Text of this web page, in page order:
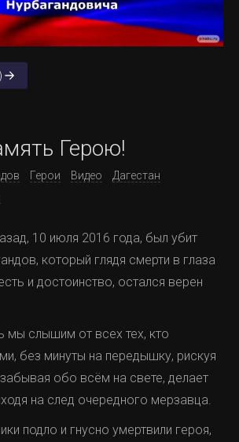
Герою!
Герои Видео
Дагестан
10 июля 2016 года, был убит
который глядя смерти в глаза
и достоинство, остался верен
мы слышим от всех тех, кто
без минуты на передышку, рискуя
обо всём на свете, делает
на след очередного мерзавца.
подло и гнусно умертвили героя,